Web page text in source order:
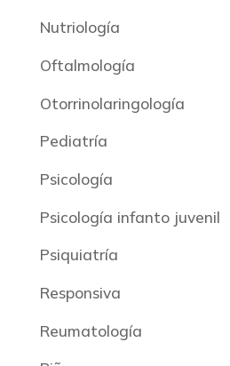
Nutriología
Oftalmología
Otorrinolaringología
Pediatría
Psicología
Psicología infanto juvenil
Psiquiatría
Responsiva
Reumatología